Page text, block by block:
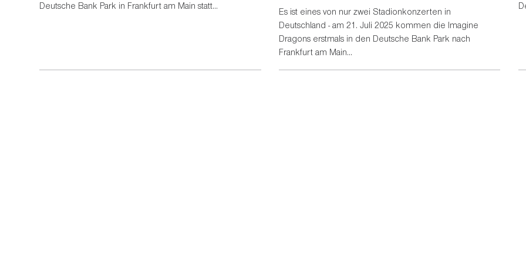
Deutsche Bank Park in Frankfurt am Main statt...
Es ist eines von nur zwei Stadionkonzerten in
Deutschland - am 21. Juli 2025 kommen die Imagine
Dragons erstmals in den Deutsche Bank Park nach
Frankfurt am Main...